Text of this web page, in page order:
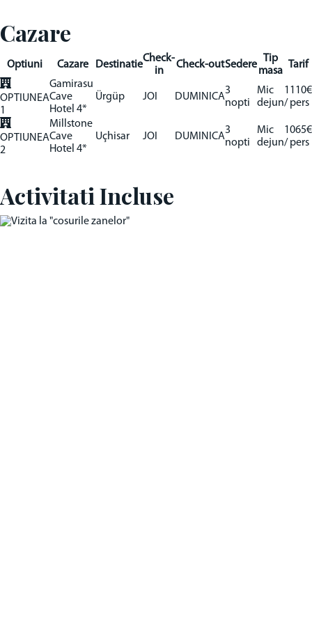
Cazare
Optiuni Cazare Destinatie
Check-
in
Check-outSedere
Tip
masa
Tarif
OPTIUNEA
1
Gamirasu
Cave
Hotel 4*
Ürgüp JOI DUMINICA
3
nopti
Mic
dejun
1110€
/ pers
OPTIUNEA
2
Millstone
Cave
Hotel 4*
Uçhisar JOI DUMINICA
3
nopti
Mic
dejun
1065€
/ pers
Activitati Incluse